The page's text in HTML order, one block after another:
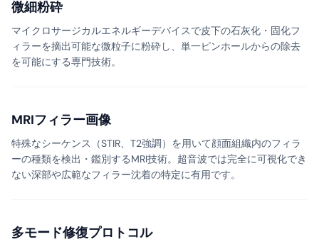
微細粉砕
マイクロサージカルエネルギーデバイスで皮下の石灰化・固化フ
ィラーを摘出可能な微粒子に粉砕し、単一ピンホールからの除去
を可能にする専門技術。
MRIフィラー画像
特殊なシーケンス（STIR、T2強調）を用いて顔面組織内のフィラ
ーの種類を検出・鑑別するMRI技術。超音波では完全に可視化でき
ない深部や広範なフィラー沈着の特定に有用です。
多モード修復プロトコル